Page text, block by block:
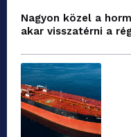
Nagyon közel a
akar visszatérni a